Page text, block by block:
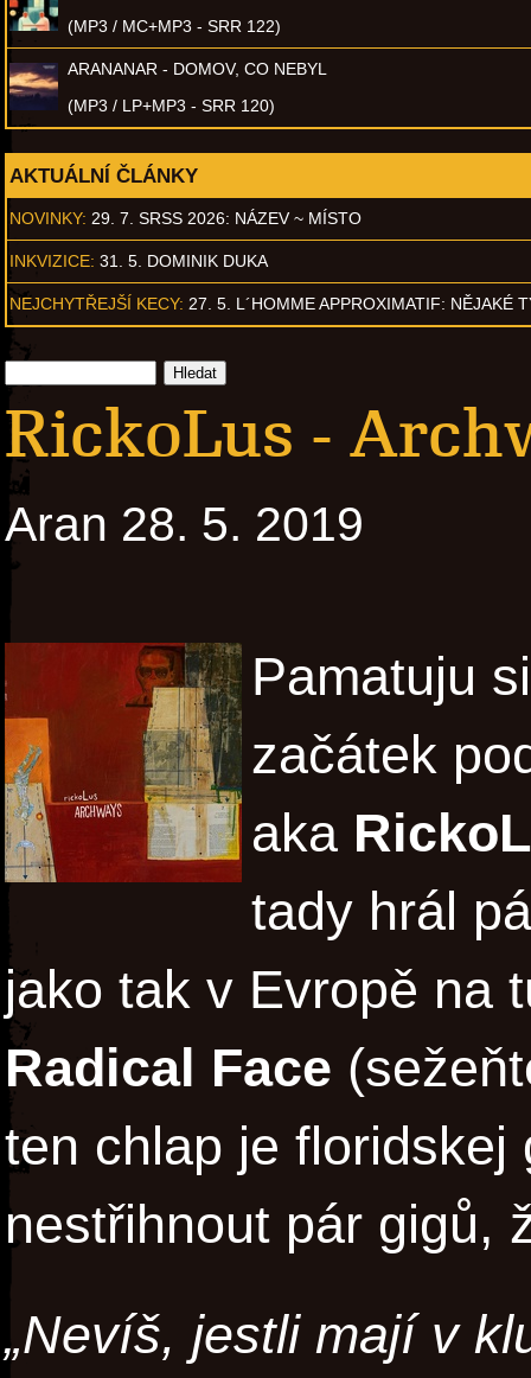
(MP3 / MC+MP3 - SRR 122)
ARANANAR - DOMOV, CO NEBYL
(MP3 / LP+MP3 - SRR 120)
AKTUÁLNÍ ČLÁNKY
NOVINKY: 29. 7. SRSS 2026: NÁZEV ~ MÍSTO
INKVIZICE: 31. 5. DOMINIK DUKA
NEJCHYTŘEJŠÍ KECY: 27. 5. L´HOMME APPROXIMATIF: NĚJAKÉ
RickoLus -
Aran 28. 5. 2019
Pamatuju
začátek
aka
tady hrál
jako tak v Evropě na
Radical Face
ten chlap je floridskej
nestřihnout pár gigů,
„Nevíš, jestli mají v